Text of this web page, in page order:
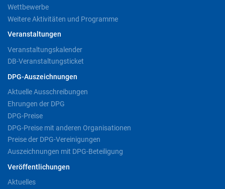
Wettbewerbe
Weitere Aktivitäten und Programme
Veranstaltungen
Veranstaltungskalender
DB-Veranstaltungsticket
DPG-Auszeichnungen
Aktuelle Ausschreibungen
Ehrungen der DPG
DPG-Preise
DPG-Preise mit anderen Organisationen
Preise der DPG-Vereinigungen
Auszeichnungen mit DPG-Beteiligung
Veröffentlichungen
Aktuelles